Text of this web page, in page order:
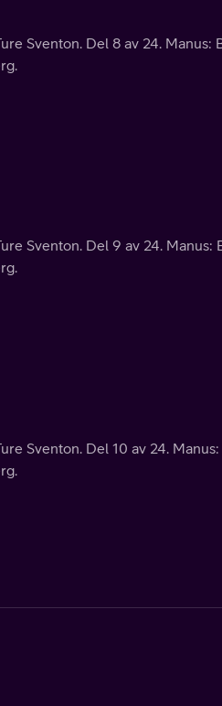
Sventon. Del 8 av 24. Manus:
Sventon. Del 9 av 24. Manus:
Sventon. Del 10 av 24.